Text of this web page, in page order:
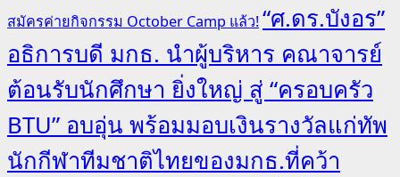
สมัครค่ายกิจกรรม October Camp แล้ว!“ศ.ดร.บังอร”
อธิการบดี มกธ. นำผู้บริหาร คณาจารย์
ต้อนรับนักศึกษา ยิ่งใหญ่ สู่ “ครอบครัว
BTU” อบอุ่น พร้อมมอบเงินรางวัลแก่ทัพ
นักกีฬาทีมชาติไทยของมกธ.ที่คว้า